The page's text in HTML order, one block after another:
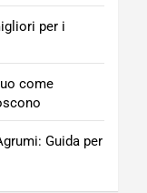
per i
come
Guida per